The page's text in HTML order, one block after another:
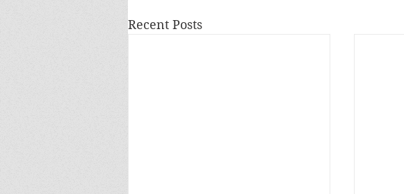
Recent Posts